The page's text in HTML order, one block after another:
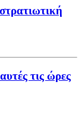
τις ώρες